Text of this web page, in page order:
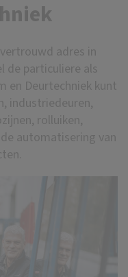
adres in
particuliere als
en Deurtechniek kunt
industriedeuren,
rolluiken,
automatisering van